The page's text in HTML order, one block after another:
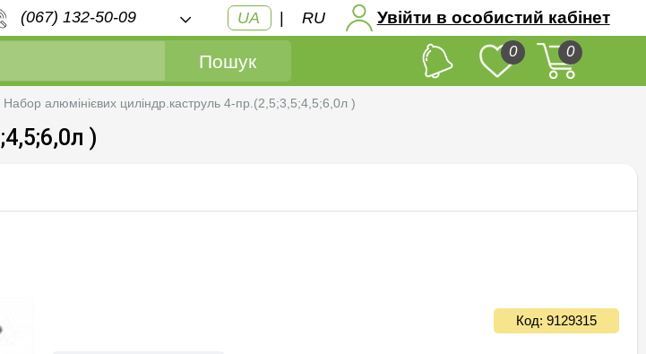
(067) 132-50-09 UA | RU Увійти в особистий кабінет
Пошук 0 0
Набор алюмінієвих циліндр.каструль 4-пр.(2,5;3,5;4,5;6,0л )
)
Код: 9129315